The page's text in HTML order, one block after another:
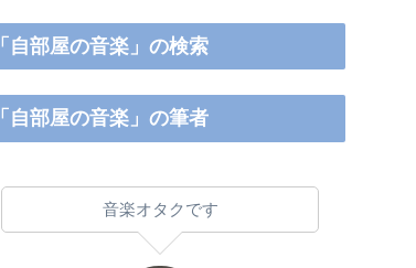
「自部屋の音楽」の検索
「自部屋の音楽」の筆者
音楽オタクです